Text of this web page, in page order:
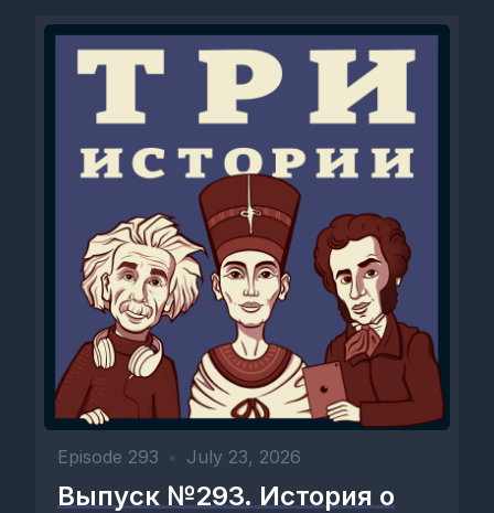
Episode 293 • July 23, 2026
Выпуск №293. История о